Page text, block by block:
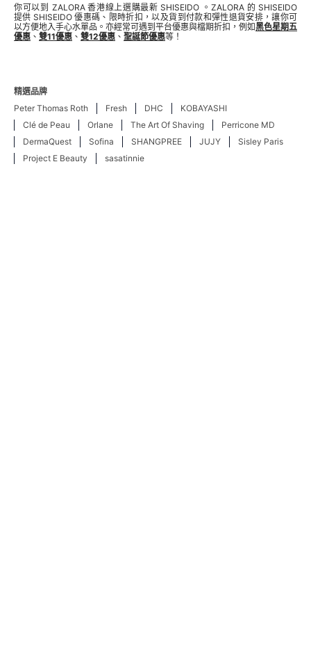
你可以到 ZALORA 香港線上選購最新 SHISEIDO 。ZALORA 的 SHISEIDO
提供 SHISEIDO 優惠碼、限時折扣，以及貨到付款和彈性退貨安排，讓你可
以方便地入手心水單品。亦經常可遇到平台優惠與檔期折扣，例如黑色星期五
優惠 、 雙11優惠 、 雙12優惠 、 聖誕節優惠等！
精選品牌
Peter Thomas Roth
Fresh DHC
KOBAYASHI
Clé de Peau
Orlane The Art Of Shaving
Perricone MD
DermaQuest
Sofina SHANGPREE JUJY
Sisley Paris
Project E Beauty
sasatinnie